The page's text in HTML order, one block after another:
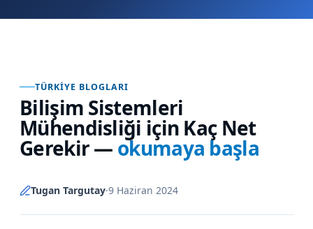
TÜRKIYE BLOGLARI
Bilişim Sistemleri
Mühendisliği için Kaç Net
Gerekir— okumaya başla
Tugan Targutay·9 Haziran 2024